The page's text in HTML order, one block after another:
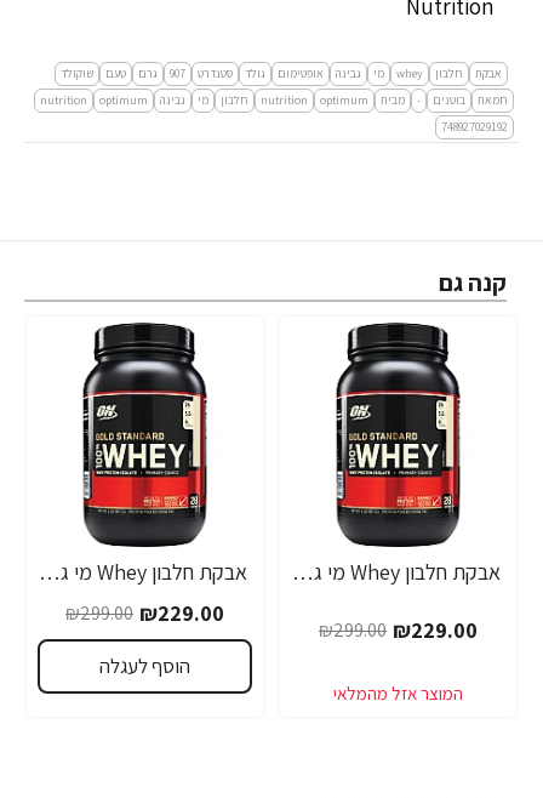
Nutrition
אבקת חלבון whey מי גבינה אופטימום גולד סטנדרט 907 גרם טעם
שוקולד
חמאת
בוטנים - מבית optimum
nutrition חלבון מי גבינה optimum
nutrition
748927029192
קנה גם
-23% אבקת חלבון Whey מי גבינה אופטימום גולד סטנדרט 907 גרם טעם שוקולד חלב - מבית Optimum Nutrition
₪229.00
₪299.00
-23%
אבקת חלבון Whey מי גבינה אופטימום גולד סטנדרט 907 גרם טעם גלידת וניל - מבית Optimum Nutrition
₪229.00
₪299.00
הוסף לעגלה